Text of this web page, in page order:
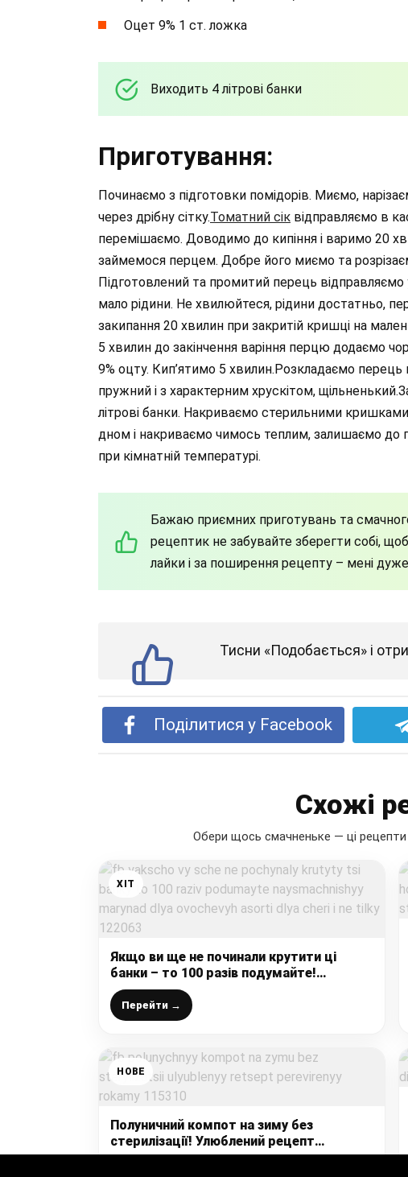
Оцет 9% 1 ст. ложка
Виходить 4 літрові банки
Приготування:
Починаємо з підготовки помідорів. Миємо,
через дрібну сітку.Томатний сік відправляємо в
перемішаємо. Доводимо до кипіння і варимо 20
займемося перцем. Добре його миємо та
Підготовлений та промитий перець
мало рідини. Не хвилюйтеся, рідини достатньо,
закипання 20 хвилин при закритій кришці на
5 хвилин до закінчення варіння перцю додаємо
9% оцту. Кип’ятимо 5 хвилин.Розкладаємо
пружний і з характерним хрускітом,
літрові банки. Накриваємо стерильними
дном і накриваємо чимось теплим, залишаємо до
при кімнатній температурі.
Бажаю приємних приготувань та
рецептик не забувайте зберегти собі,
лайки і за поширення рецепту – мені
Тисни «Подобається» і
Поділитися у Facebook
Схожі
Обери щось смачненьке — ці
ХІТ
Якщо ви ще не починали крутити ці
банки – то 100 разів подумайте!
Найсмачніший маринад для овочевих
асорті, для чері і не тільки!
Перейти →
НОВЕ
Полуничний компот на зиму без
стерилізації! Улюблений рецепт
перевірений роками